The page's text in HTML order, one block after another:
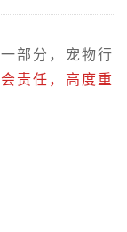
部分，宠物行
责任，高度重